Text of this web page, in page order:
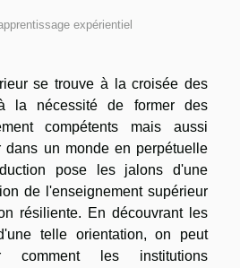
expérientiel
se trouve à la croisée des
la nécessité de former des
compétents mais aussi
dans un monde en perpétuelle
pose les jalons d'une
de l'enseignement supérieur
résiliente. En découvrant les
telle orientation, on peut
comment les institutions